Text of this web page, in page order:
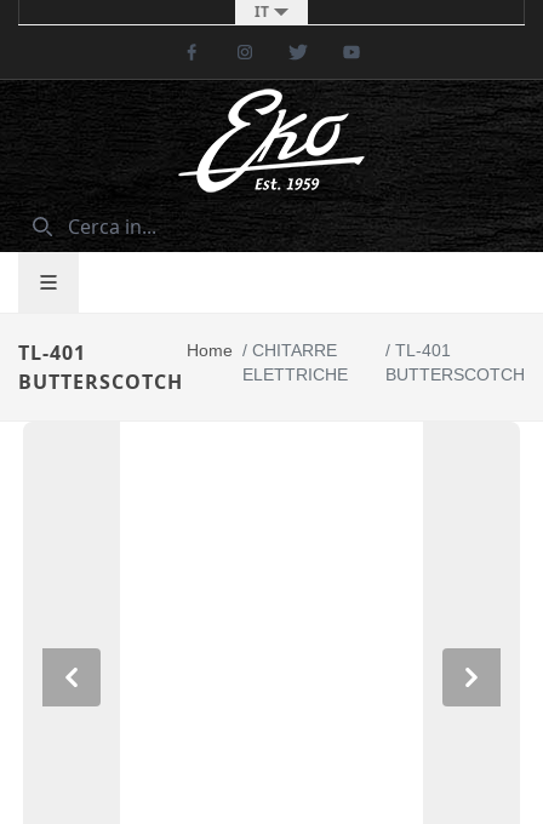
IT
FacebookInstagramTwitter
TL-401
BUTTERSCOTCH
Home /CHITARRE
ELETTRICHE
/ TL-401
BUTTERSCOTCH
Previous Next